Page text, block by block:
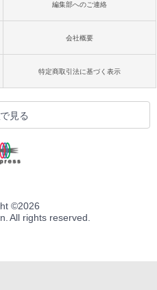
編集部へのご連絡
会社概要
特定商取引法に基づく表示
見る
©2026
All rights reserved.